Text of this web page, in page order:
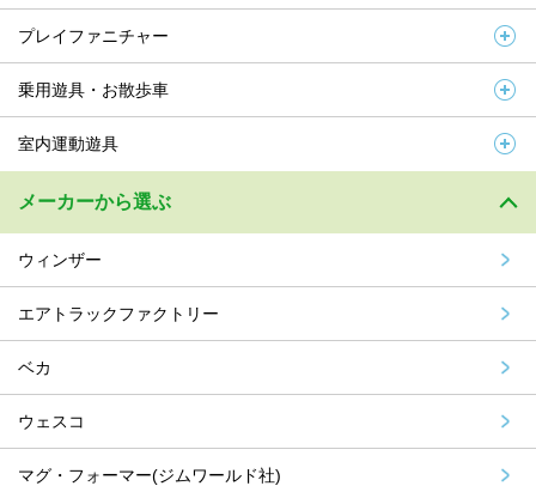
プレイファニチャー
乗用遊具・お散歩車
室内運動遊具
メーカーから選ぶ
ウィンザー
エアトラックファクトリー
ベカ
ウェスコ
マグ・フォーマー(ジムワールド社)